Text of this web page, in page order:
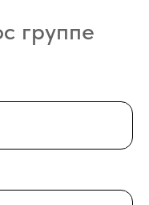
группе